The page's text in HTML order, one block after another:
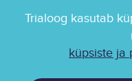
Trialoog kasutab
küpsiste ja